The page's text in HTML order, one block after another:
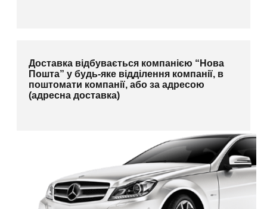
Доставка відбувається компанією “Нова
Пошта” у будь-яке відділення компанії, в
поштомати компанії, або за адресою
(адресна доставка)